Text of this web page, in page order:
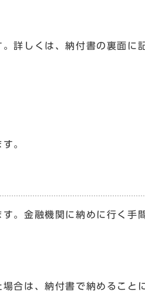
詳しくは、納付書の裏面に
。
。金融機関に納めに行く手
合は、納付書で納めること